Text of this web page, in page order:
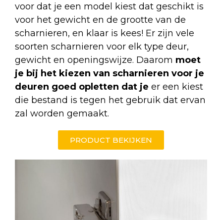
voor dat je een model kiest dat geschikt is
voor het gewicht en de grootte van de
scharnieren, en klaar is kees! Er zijn vele
soorten scharnieren voor elk type deur,
gewicht en openingswijze. Daarom moet
je bij het kiezen van scharnieren voor je
deuren goed opletten dat je er een kiest
die bestand is tegen het gebruik dat ervan
zal worden gemaakt.
PRODUCT BEKIJKEN